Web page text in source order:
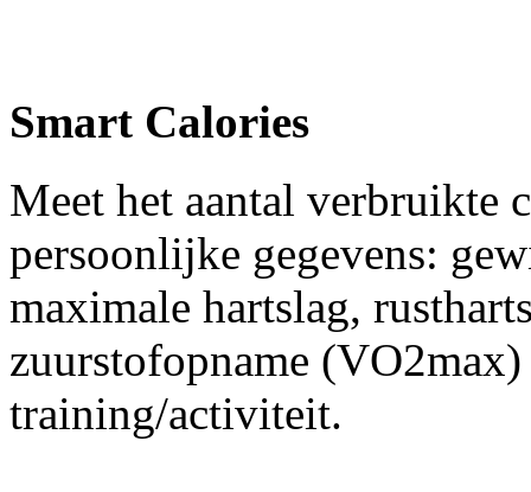
Smart Calories
Meet het aantal verbruikte
persoonlijke gegevens:
maximale hartslag,
zuurstofopname
training/activiteit.